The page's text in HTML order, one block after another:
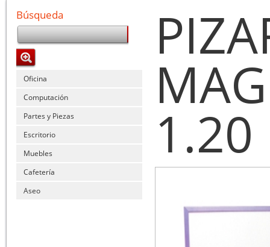
Búsqueda
Oficina
Computación
Partes y Piezas
Escritorio
Muebles
Cafetería
Aseo
1.20